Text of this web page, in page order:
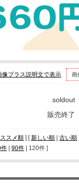
像プラス説明文で表示 画
soldout
販売終了
スメ順 ] [新しい順 | 古い順
| 90件 | 120件 ]